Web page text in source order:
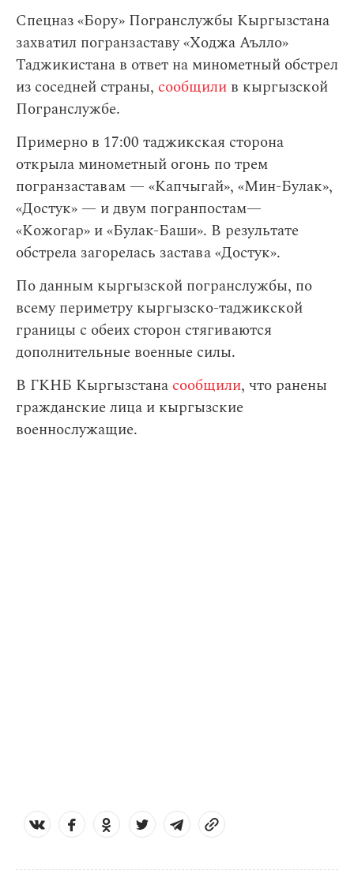
Спецназ «Бору» Погранслужбы Кыргызстана
захватил погранзаставу «Ходжа Аълло»
Таджикистана в ответ на минометный обстрел
из соседней страны, сообщили в кыргызской
Погранслужбе.
Примерно в 17:00 таджикская сторона
открыла минометный огонь по трем
погранзаставам — «Капчыгай», «Мин-Булак»,
«Достук» — и двум погранпостам—
«Кожогар» и «Булак-Баши». В результате
обстрела загорелась застава «Достук».
По данным кыргызской погранслужбы, по
всему периметру кыргызско-таджикской
границы с обеих сторон стягиваются
дополнительные военные силы.
В ГКНБ Кыргызстана сообщили, что ранены
гражданские лица и кыргызские
военнослужащие.